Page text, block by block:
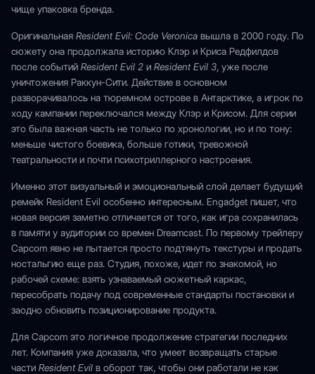
чище упаковка бренда.
Оригинальная Resident Evil: Code Veronica вышла в 2000 году. По
сюжету она продолжала историю Клэр и Криса Редфилдов
после событий Resident Evil 2 и Resident Evil 3, уже после
уничтожения Раккун-Сити. Действие в основном
разворачивалось на тюремном острове в Антарктике, а игрок по
ходу кампании переключался между Клэр и Крисом. Для серии
это была важная часть не только по хронологии, но и по тону:
меньше чистого боевика, больше готики, тревожной
театральности и почти психотриллерного настроения.
Именно этот визуальный и эмоциональный слой делает будущий
ремейк Resident Evil особенно интересным. Engadget пишет, что
новая версия заметно отличается от того, как игра сохранилась
в памяти у аудитории со времен Dreamcast. По первому трейлеру
Capcom явно не пытается просто подтянуть текстуры и продать
ностальгию еще раз. Студия, похоже, идет по знакомой, но
рабочей схеме: взять узнаваемый сюжетный каркас,
пересобрать подачу под современные стандарты постановки и
заодно обновить позиционирование продукта.
Для Capcom это логичное продолжение стратегии последних
лет. Компания уже доказала, что умеет возвращать старые
части Resident Evil в оборот так, чтобы они работали не как